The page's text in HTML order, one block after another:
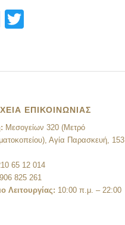
Facebook
ΕΠΙΚΟΙΝΩΝΙΑΣ
Μεσογείων 320 (Μετρό
Αγία Παρασκευή, 153
65 12 014
825 261
Λειτουργίας: 10:00 π.μ. – 22:00